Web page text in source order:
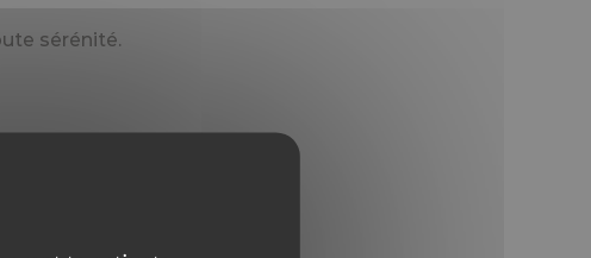
sérénité.